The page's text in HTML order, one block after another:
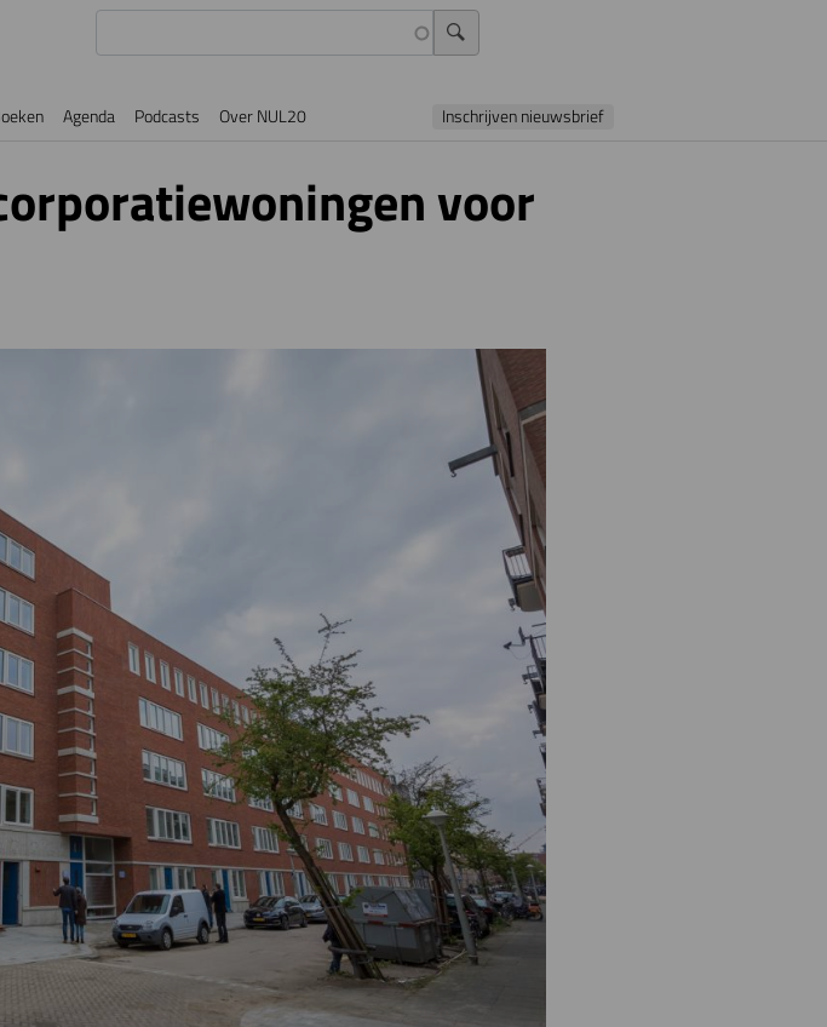
Agenda Podcasts Over NUL20 Inschrijven nieuwsbrief
voor